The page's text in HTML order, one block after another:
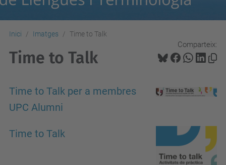
Inici Imatges Time to Talk
Comparteix:
Time to Talk
Time to Talk per a membres
UPC Alumni
Time to Talk